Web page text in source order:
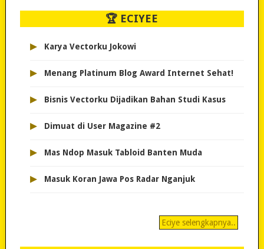
🏆 ECIYEE
▸ Karya Vectorku Jokowi
▸ Menang Platinum Blog Award Internet Sehat!
▸ Bisnis Vectorku Dijadikan Bahan Studi Kasus
▸ Dimuat di User Magazine #2
▸ Mas Ndop Masuk Tabloid Banten Muda
▸ Masuk Koran Jawa Pos Radar Nganjuk
Eciye selengkapnya..